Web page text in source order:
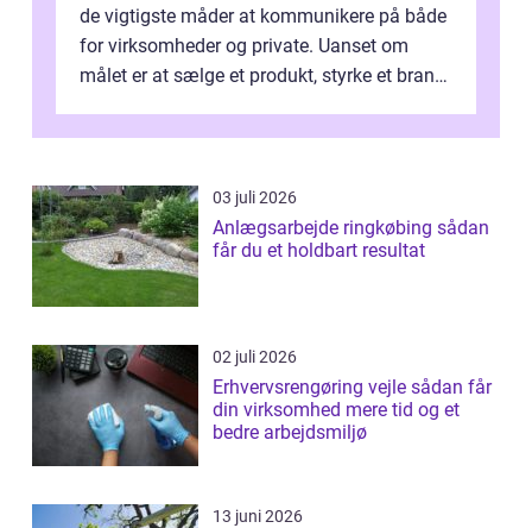
de vigtigste måder at kommunikere på både
for virksomheder og private. Uanset om
målet er at sælge et produkt, styrke et brand,
03 juli 2026
Anlægsarbejde ringkøbing sådan
får du et holdbart resultat
02 juli 2026
Erhvervsrengøring vejle sådan får
din virksomhed mere tid og et
bedre arbejdsmiljø
13 juni 2026